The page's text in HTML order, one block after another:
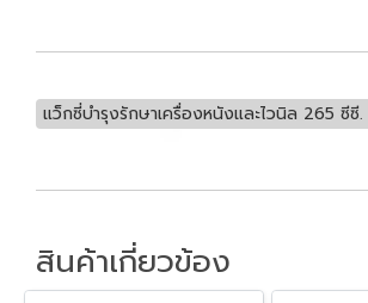
แว็กซี่บำรุงรักษาเครื่องหนังและไวนิล 265 ซีซี
สินค้าเกี่ยวข้อง